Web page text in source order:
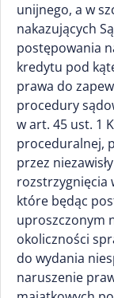
unijnego, a w
nakazujących
postępowania
kredytu pod
prawa do
procedury
w art. 45 ust. 1
proceduralnej,
przez
rozstrzygnięcia
które będąc
uproszczonym
okoliczności
do wydania
naruszenie